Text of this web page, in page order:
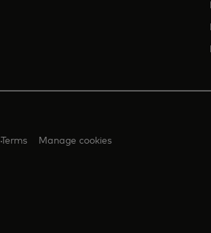
Terms Manage cookies